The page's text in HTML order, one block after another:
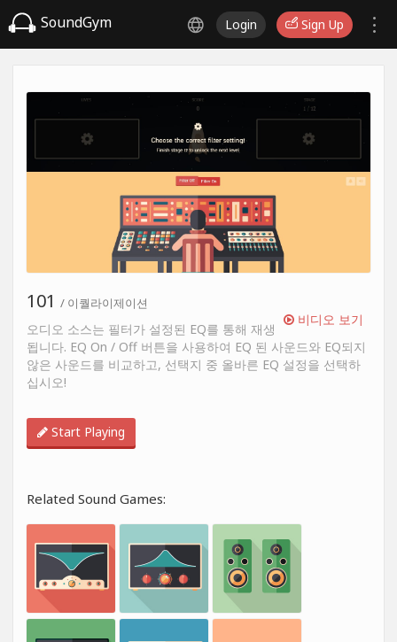
SoundGym Login Sign Up
비디오 보기
101 / 이퀄라이제이션
오디오 소스는 필터가 설정된 EQ를 통해 재생
됩니다. EQ On / Off 버튼을 사용하여 EQ 된 사운드와 EQ되지
않은 사운드를 비교하고, 선택지 중 올바른 EQ 설정을 선택하
십시오!
Start Playing
Related Sound Games: